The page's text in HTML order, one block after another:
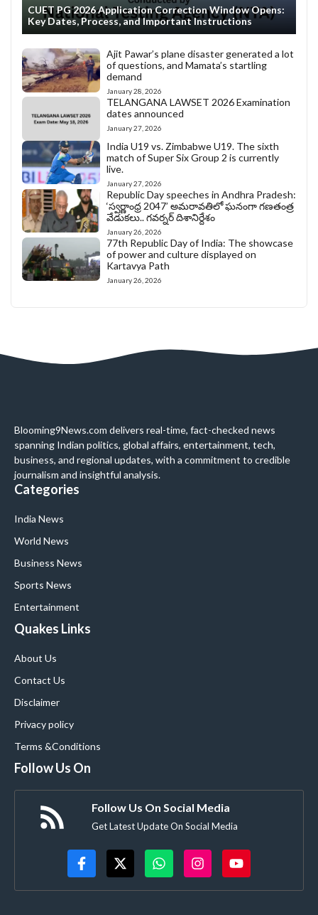
CUET PG 2026 Application Correction Window Opens:
Key Dates, Process, and Important Instructions
Ajit Pawar’s plane disaster generated a lot
of questions, and Mamata’s startling
demand
January 28, 2026
TELANGANA LAWSET 2026 Examination
dates announced
January 27, 2026
India U19 vs. Zimbabwe U19. The sixth
match of Super Six Group 2 is currently
live.
January 27, 2026
Republic Day speeches in Andhra Pradesh:
‘స్వర్ణాంధ్ర 2047’ అమరావతిలో ఘనంగా గణతంత్ర
వేడుకలు.. గవర్నర్ దిశానిర్దేశం
January 26, 2026
77th Republic Day of India: The showcase
of power and culture displayed on
Kartavya Path
January 26, 2026
Blooming9News.com delivers real-time, fact-checked news
spanning Indian politics, global affairs, entertainment, tech,
business, and regional updates, with a commitment to credible
journalism and insightful analysis.
Categories
India News
World News
Business News
Sports News
Entertainment
Quakes Links
About Us
Contact Us
Disclaimer
Privacy policy
Terms &Conditions
Follow Us On
Follow Us On Social Media
Get Latest Update On Social Media